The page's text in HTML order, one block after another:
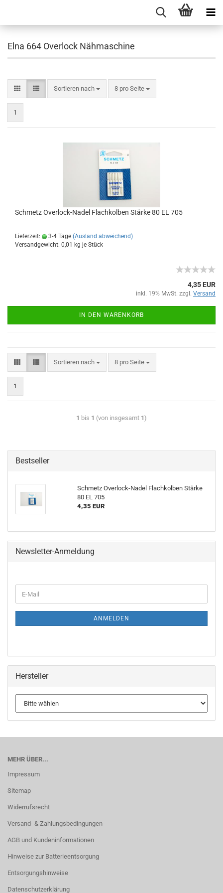
Elna 664 Overlock Nähmaschine
Sortieren nach 8 pro Seite
1
Schmetz Overlock-Nadel Flachkolben Stärke 80 EL 705
Lieferzeit: 3-4 Tage (Ausland abweichend)
Versandgewicht: 0,01 kg je Stück
4,35 EUR
inkl. 19% MwSt. zzgl. Versand
IN DEN WARENKORB
Sortieren nach 8 pro Seite
1
1 bis 1 (von insgesamt 1)
Bestseller
Schmetz Overlock-Nadel Flachkolben Stärke
80 EL 705
4,35 EUR
Newsletter-Anmeldung
ANMELDEN
Hersteller
MEHR ÜBER...
Impressum
Sitemap
Widerrufsrecht
Versand- & Zahlungsbedingungen
AGB und Kundeninformationen
Hinweise zur Batterieentsorgung
Entsorgungshinweise
Datenschutzerklärung